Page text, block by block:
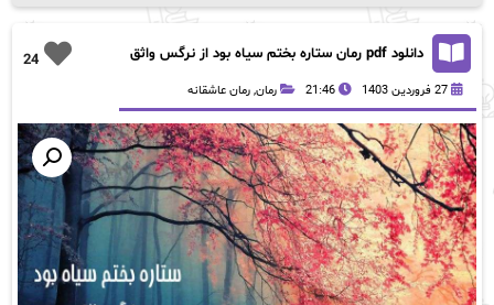
24 دانلود pdf رمان ستاره بختم سیاه بود از نرگس واثق
27 فروردین 1403 21:46 رمان, رمان عاشقانه